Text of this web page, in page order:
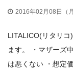
2016年02月08日（月
LITALICO(リタリ
ます。 ・マザーズ
は悪くない ・想定